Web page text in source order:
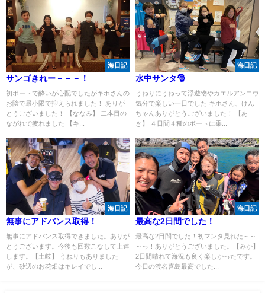
海日記
サンゴきれー－－－！
初ボートで酔いが心配でしたがキホさんの
お陰で最小限で抑えられました！ ありが
とうございました！ 【ななみ】 二本目の
ながれで疲れました 【キ...
海日記
水中サンタ🎅
うねりにうねって浮遊物やカエルアンコウ
気分で楽しい一日でした キホさん、けん
ちゃんありがとうございました！ 【あ
き】 ４日間４種のボートに乗...
海日記
無事にアドバンス取得！
無事にアドバンス取得できました。ありが
とうございます。今後も回数こなして上達
します。【土岐】 うねりもありました
が、砂辺のお花畑はキレイでし...
海日記
最高な2日間でした！
最高な2日間でした！初マンタ見れた～～
～っ！ありがとうございました。【みか】
2日間晴れて海況も良く楽しかったです。
今日の渡名喜島最高でした...